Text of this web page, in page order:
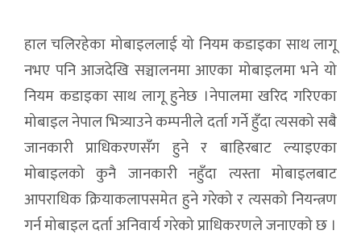
हाल चलिरहेका मोबाइललाई यो नियम कडाइका साथ लागू
नभए पनि आजदेखि सञ्चालनमा आएका मोबाइलमा भने यो
नियम कडाइका साथ लागू हुनेछ ।नेपालमा खरिद गरिएका
मोबाइल नेपाल भित्र्याउने कम्पनीले दर्ता गर्ने हुँदा त्यसको सबै
जानकारी प्राधिकरणसँग हुने र बाहिरबाट ल्याइएका
मोबाइलको कुनै जानकारी नहुँदा त्यस्ता मोबाइलबाट
आपराधिक क्रियाकलापसमेत हुने गरेको र त्यसको नियन्त्रण
गर्न मोबाइल दर्ता अनिवार्य गरेको प्राधिकरणले जनाएको छ ।